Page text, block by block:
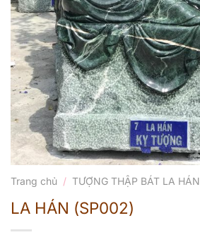
Trang chủ / TƯỢNG THẬP BÁT LA HÁN
LA HÁN (SP002)